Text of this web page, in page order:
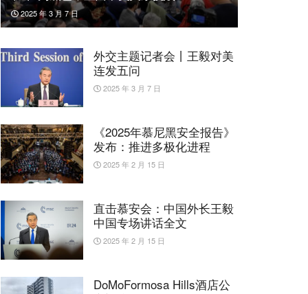
2025 年 3 月 7 日
外交主题记者会丨王毅对美
连发五问
2025 年 3 月 7 日
《2025年慕尼黑安全报告》
发布：推进多极化进程
2025 年 2 月 15 日
直击慕安会：中国外长王毅
中国专场讲话全文
2025 年 2 月 15 日
DoMoFormosa Hills酒店公